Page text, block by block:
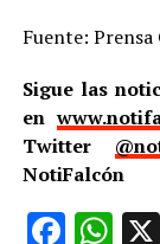
Fuente:
Sigue las
en
Twitter
NotiFalcón